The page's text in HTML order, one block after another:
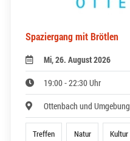
Spaziergang mit Brötlen
Mi, 26. August 2026
19:00 - 22:30 Uhr
Ottenbach und Umgebung
Treffen Natur Kultur